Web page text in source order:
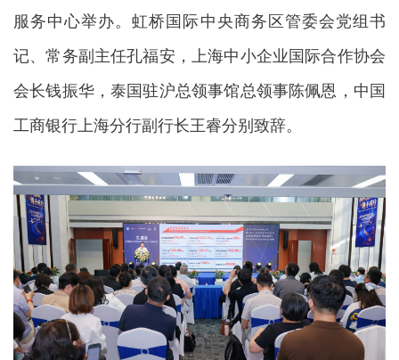
服务中心举办。虹桥国际中央商务区管委会党组书
记、常务副主任孔福安，上海中小企业国际合作协会
会长钱振华，泰国驻沪总领事馆总领事陈佩恩，中国
工商银行上海分行副行长王睿分别致辞。